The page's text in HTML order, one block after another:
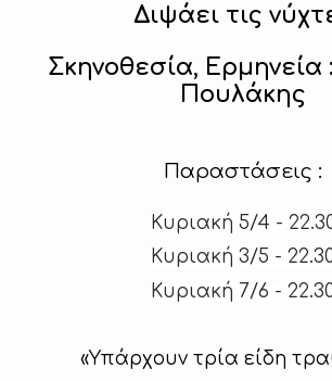
Διψάει τις
Σκηνοθεσία,
Πουλάκης
Παραστάσεις :
Κυριακή 5/4 -
Κυριακή 3/5 -
Κυριακή 7/6 -
«Υπάρχουν τρία είδη